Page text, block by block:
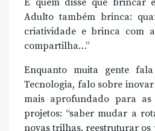
Adulto também brinca:
criatividade e brinca com
compartilha…”
Enquanto muita gente
Tecnologia, falo sobre
mais aprofundado para
projetos: “saber mudar a
novas trilhas, reestruturar os